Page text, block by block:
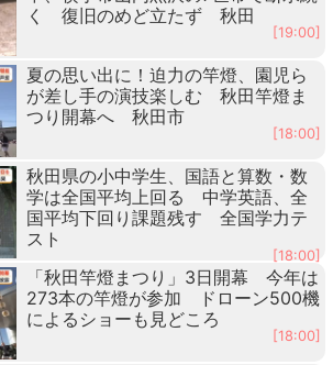
く 復旧のめど立たず 秋田
[19:00]
夏の思い出に！迫力の竿燈、園児ら
が差し手の演技楽しむ 秋田竿燈ま
つり開幕へ 秋田市
[18:00]
秋田県の小中学生、国語と算数・数
学は全国平均上回る 中学英語、全
国平均下回り課題残す 全国学力テ
スト
[18:00]
「秋田竿燈まつり」3日開幕 今年は
273本の竿燈が参加 ドローン500機
によるショーも見どころ
[18:00]